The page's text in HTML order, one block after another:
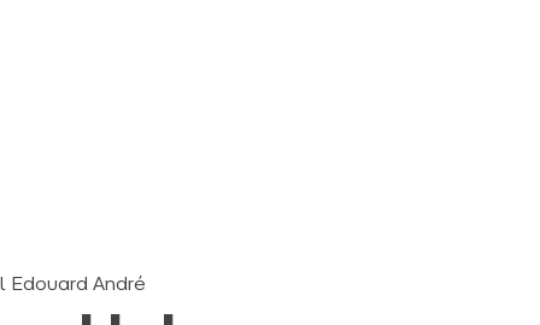
Edouard André